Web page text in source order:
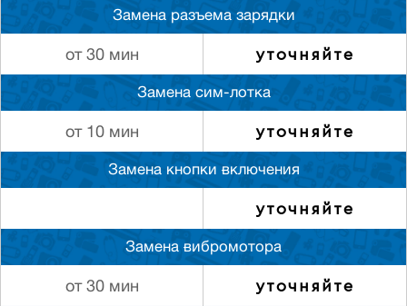
Замена разъема зарядки
от 30 мин уточняйте
Замена сим-лотка
от 10 мин уточняйте
Замена кнопки включения
уточняйте
Замена вибромотора
от 30 мин уточняйте